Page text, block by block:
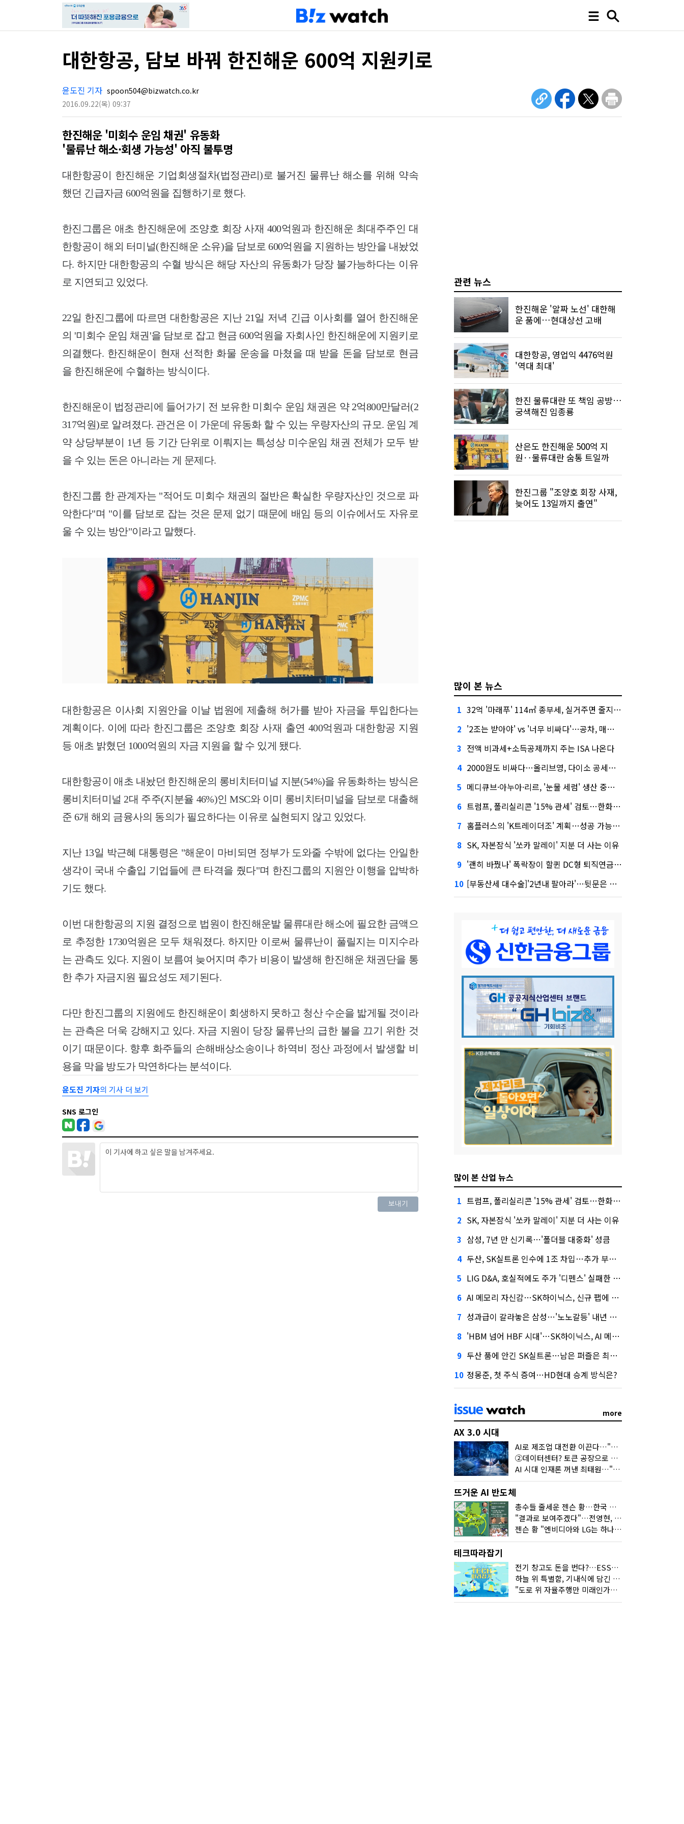
대한항공, 담보 바꿔 한진해운 600억 지원키로
윤도진 기자 spoon504@bizwatch.co.kr
2016.09.22(목) 09:37
한진해운 '미회수 운임 채권' 유동화
'물류난 해소·회생 가능성' 아직 불투명
대한항공이 한진해운 기업회생절차(법정관리)로 불거진 물류난 해소를 위해 약속
했던 긴급자금 600억원을 집행하기로 했다.
한진그룹은 애초 한진해운에 조양호 회장 사재 400억원과 한진해운 최대주주인 대
한항공이 해외 터미널(한진해운 소유)을 담보로 600억원을 지원하는 방안을 내놨었
다. 하지만 대한항공의 수혈 방식은 해당 자산의 유동화가 당장 불가능하다는 이유
로 지연되고 있었다.
22일 한진그룹에 따르면 대한항공은 지난 21일 저녁 긴급 이사회를 열어 한진해운
의 '미회수 운임 채권'을 담보로 잡고 현금 600억원을 자회사인 한진해운에 지원키로
의결했다. 한진해운이 현재 선적한 화물 운송을 마쳤을 때 받을 돈을 담보로 현금
을 한진해운에 수혈하는 방식이다.
한진해운이 법정관리에 들어가기 전 보유한 미회수 운임 채권은 약 2억800만달러(2
317억원)로 알려졌다. 관건은 이 가운데 유동화 할 수 있는 우량자산의 규모. 운임 계
약 상당부분이 1년 등 기간 단위로 이뤄지는 특성상 미수운임 채권 전체가 모두 받
을 수 있는 돈은 아니라는 게 문제다.
한진그룹 한 관계자는 "적어도 미회수 채권의 절반은 확실한 우량자산인 것으로 파
악한다"며 "이를 담보로 잡는 것은 문제 없기 때문에 배임 등의 이슈에서도 자유로
울 수 있는 방안"이라고 말했다.
대한항공은 이사회 지원안을 이날 법원에 제출해 허가를 받아 자금을 투입한다는
계획이다. 이에 따라 한진그룹은 조양호 회장 사재 출연 400억원과 대한항공 지원
등 애초 밝혔던 1000억원의 자금 지원을 할 수 있게 됐다.
대한항공이 애초 내놨던 한진해운의 롱비치터미널 지분(54%)을 유동화하는 방식은
롱비치터미널 2대 주주(지분율 46%)인 MSC와 이미 롱비치터미널을 담보로 대출해
준 6개 해외 금융사의 동의가 필요하다는 이유로 실현되지 않고 있었다.
지난 13일 박근혜 대통령은 "해운이 마비되면 정부가 도와줄 수밖에 없다는 안일한
생각이 국내 수출입 기업들에 큰 타격을 줬다"며 한진그룹의 지원안 이행을 압박하
기도 했다.
이번 대한항공의 지원 결정으로 법원이 한진해운발 물류대란 해소에 필요한 금액으
로 추정한 1730억원은 모두 채워졌다. 하지만 이로써 물류난이 풀릴지는 미지수라
는 관측도 있다. 지원이 보름여 늦어지며 추가 비용이 발생해 한진해운 채권단을 통
한 추가 자금지원 필요성도 제기된다.
다만 한진그룹의 지원에도 한진해운이 회생하지 못하고 청산 수순을 밟게될 것이라
는 관측은 더욱 강해지고 있다. 자금 지원이 당장 물류난의 급한 불을 끄기 위한 것
이기 때문이다. 향후 화주들의 손해배상소송이나 하역비 정산 과정에서 발생할 비
용을 막을 방도가 막연하다는 분석이다.
윤도진 기자의 기사 더 보기
SNS 로그인
관련 뉴스
한진해운 '알짜 노선' 대한해
운 품에…현대상선 고배
대한항공, 영업익 4476억원
'역대 최대'
한진 물류대란 또 책임 공방…
궁색해진 임종룡
산은도 한진해운 500억 지
원‥물류대란 숨통 트일까
한진그룹 "조양호 회장 사재,
늦어도 13일까지 출연"
많이 본 뉴스
1 32억 '마래푸' 114㎡ 종부세, 실거주면 줄지만 안 살면 2.5배
2 '2조는 받아야' vs '너무 비싸다'…공차, 매각 성공할까
3 전액 비과세+소득공제까지 주는 ISA 나온다
4 2000원도 비싸다…올리브영, 다이소 공세에 '가성비'로 맞불
5 메디큐브·아누아·리르, '눈물 세럼' 생산 중단한다
6 트럼프, 폴리실리콘 '15% 관세' 검토…한화큐셀·OCI 영향은?
7 홈플러스의 'K트레이더조' 계획…성공 가능성은 '글쎄'
8 SK, 자본잠식 '쏘카 말레이' 지분 더 사는 이유
9 '괜히 바꿨나' 폭락장이 할퀸 DC형 퇴직연금…전문가 조언은
10 [부동산세 대수술]'2년내 팔아라'…뒷문은 열었다
많이 본 산업 뉴스
1 트럼프, 폴리실리콘 '15% 관세' 검토…한화큐셀·OCI 영향은?
2 SK, 자본잠식 '쏘카 말레이' 지분 더 사는 이유
3 삼성, 7년 만 신기록…'폴더블 대중화' 성큼
4 두산, SK실트론 인수에 1조 차입…추가 부담은?
5 LIG D&A, 호실적에도 주가 '디펜스' 실패한 이유
6 AI 메모리 자신감…SK하이닉스, 신규 팹에 54조 투자
7 성과급이 갈라놓은 삼성…'노노갈등' 내년 교섭 판 흔들까
8 'HBM 넘어 HBF 시대'…SK하이닉스, AI 메모리 표준 선점 나섰다
9 두산 품에 안긴 SK실트론…남은 퍼즐은 최태원 지분 29.4%
10 정몽준, 첫 주식 증여…HD현대 승계 방식은?
more
AX 3.0 시대
AI로 제조업 대전환 이끈다…"2030년까지 민관합동 20조 투자"
②데이터센터? 토큰 공장으로 변신
AI 시대 인재론 꺼낸 최태원…"협업이 경쟁력"
뜨거운 AI 반도체
총수들 줄세운 젠슨 황…한국 산업계 새판 짰다
"결과로 보여주겠다"…전영현, 젠슨 황과 HBM5 논의
젠슨 황 "엔비디아와 LG는 하나의 거대한 팀"
테크따라잡기
전기 창고도 돈을 번다?…ESS의 '두뇌' EMO가 뭐길래
하늘 위 특별함, 기내식에 담긴 기술의 세계
"도로 위 자율주행만 미래인가요"…진흙탕서 길 내는 HD현대 AI 기술